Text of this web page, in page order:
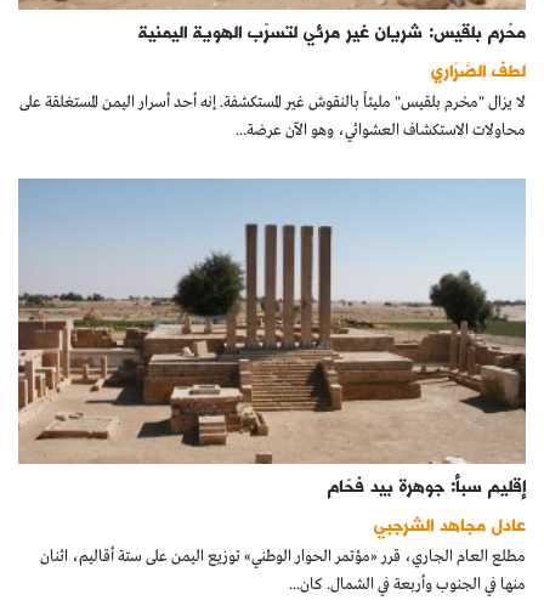
بالصورة
كتّابنا
الأرشيف
محْرم بلقيس: شريان غير مرئي لتسرّب الهوية اليمنية
لطف الصَّرَاري
لا يزال "محْرم بلقيس" مليئاً بالنقوش غير المستكشفة. إنه أحد أسرار اليمن المستغلقة على
محاولات الاستكشاف العشوائي، وهو الآن عرضة...
إقليم سبأ: جوهرة بيد فحّام
عادل مجاهد الشرجبي
مطلع العام الجاري، قرر «مؤتمر الحوار الوطني» توزيع اليمن على ستة أقاليم، اثنان
منها في الجنوب وأربعة في الشمال. كان...